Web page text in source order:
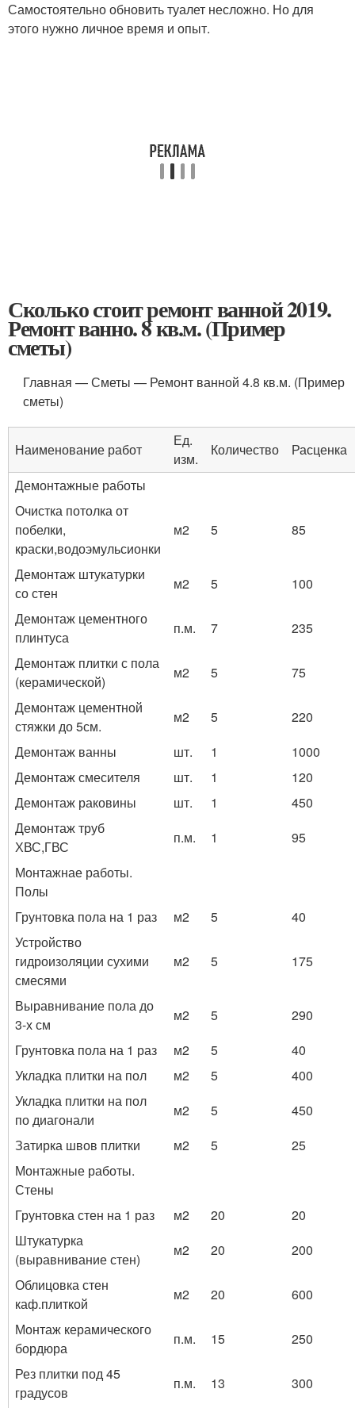
Самостоятельно обновить туалет несложно. Но для
этого нужно личное время и опыт.
Сколько стоит ремонт ванной 2019.
Ремонт ванно. 8 кв.м. (Пример
сметы)
Главная — Сметы — Ремонт ванной 4.8 кв.м. (Пример
сметы)
Наименование работ
Ед.
изм.
Количество
Расценка
Демонтажные работы
Очистка потолка от
побелки,
краски,водоэмульсионки
м2 5 85
Демонтаж штукатурки
со стен
м2 5
100
Демонтаж цементного
плинтуса
п.м. 7
235
Демонтаж плитки с пола
(керамической)
м2 5
75
Демонтаж цементной
стяжки до 5см.
м2 5
220
Демонтаж ванны
шт. 1
1000
Демонтаж смесителя
шт. 1
120
Демонтаж раковины
шт. 1
450
Демонтаж труб
ХВС,ГВС
п.м. 1
95
Монтажнае работы.
Полы
Грунтовка пола на 1 раз
м2 5
40
Устройство
гидроизоляции сухими
смесями
м2 5 175
Выравнивание пола до
3-х см
м2 5
290
Грунтовка пола на 1 раз
м2 5
40
Укладка плитки на пол
м2 5
400
Укладка плитки на пол
по диагонали
м2 5
450
Затирка швов плитки
м2 5
25
Монтажные работы.
Стены
Грунтовка стен на 1 раз
м2 20
20
Штукатурка
(выравнивание стен)
м2 20
200
Облицовка стен
каф.плиткой
м2 20
600
Монтаж керамического
бордюра
п.м. 15
250
Рез плитки под 45
градусов
п.м. 13
300